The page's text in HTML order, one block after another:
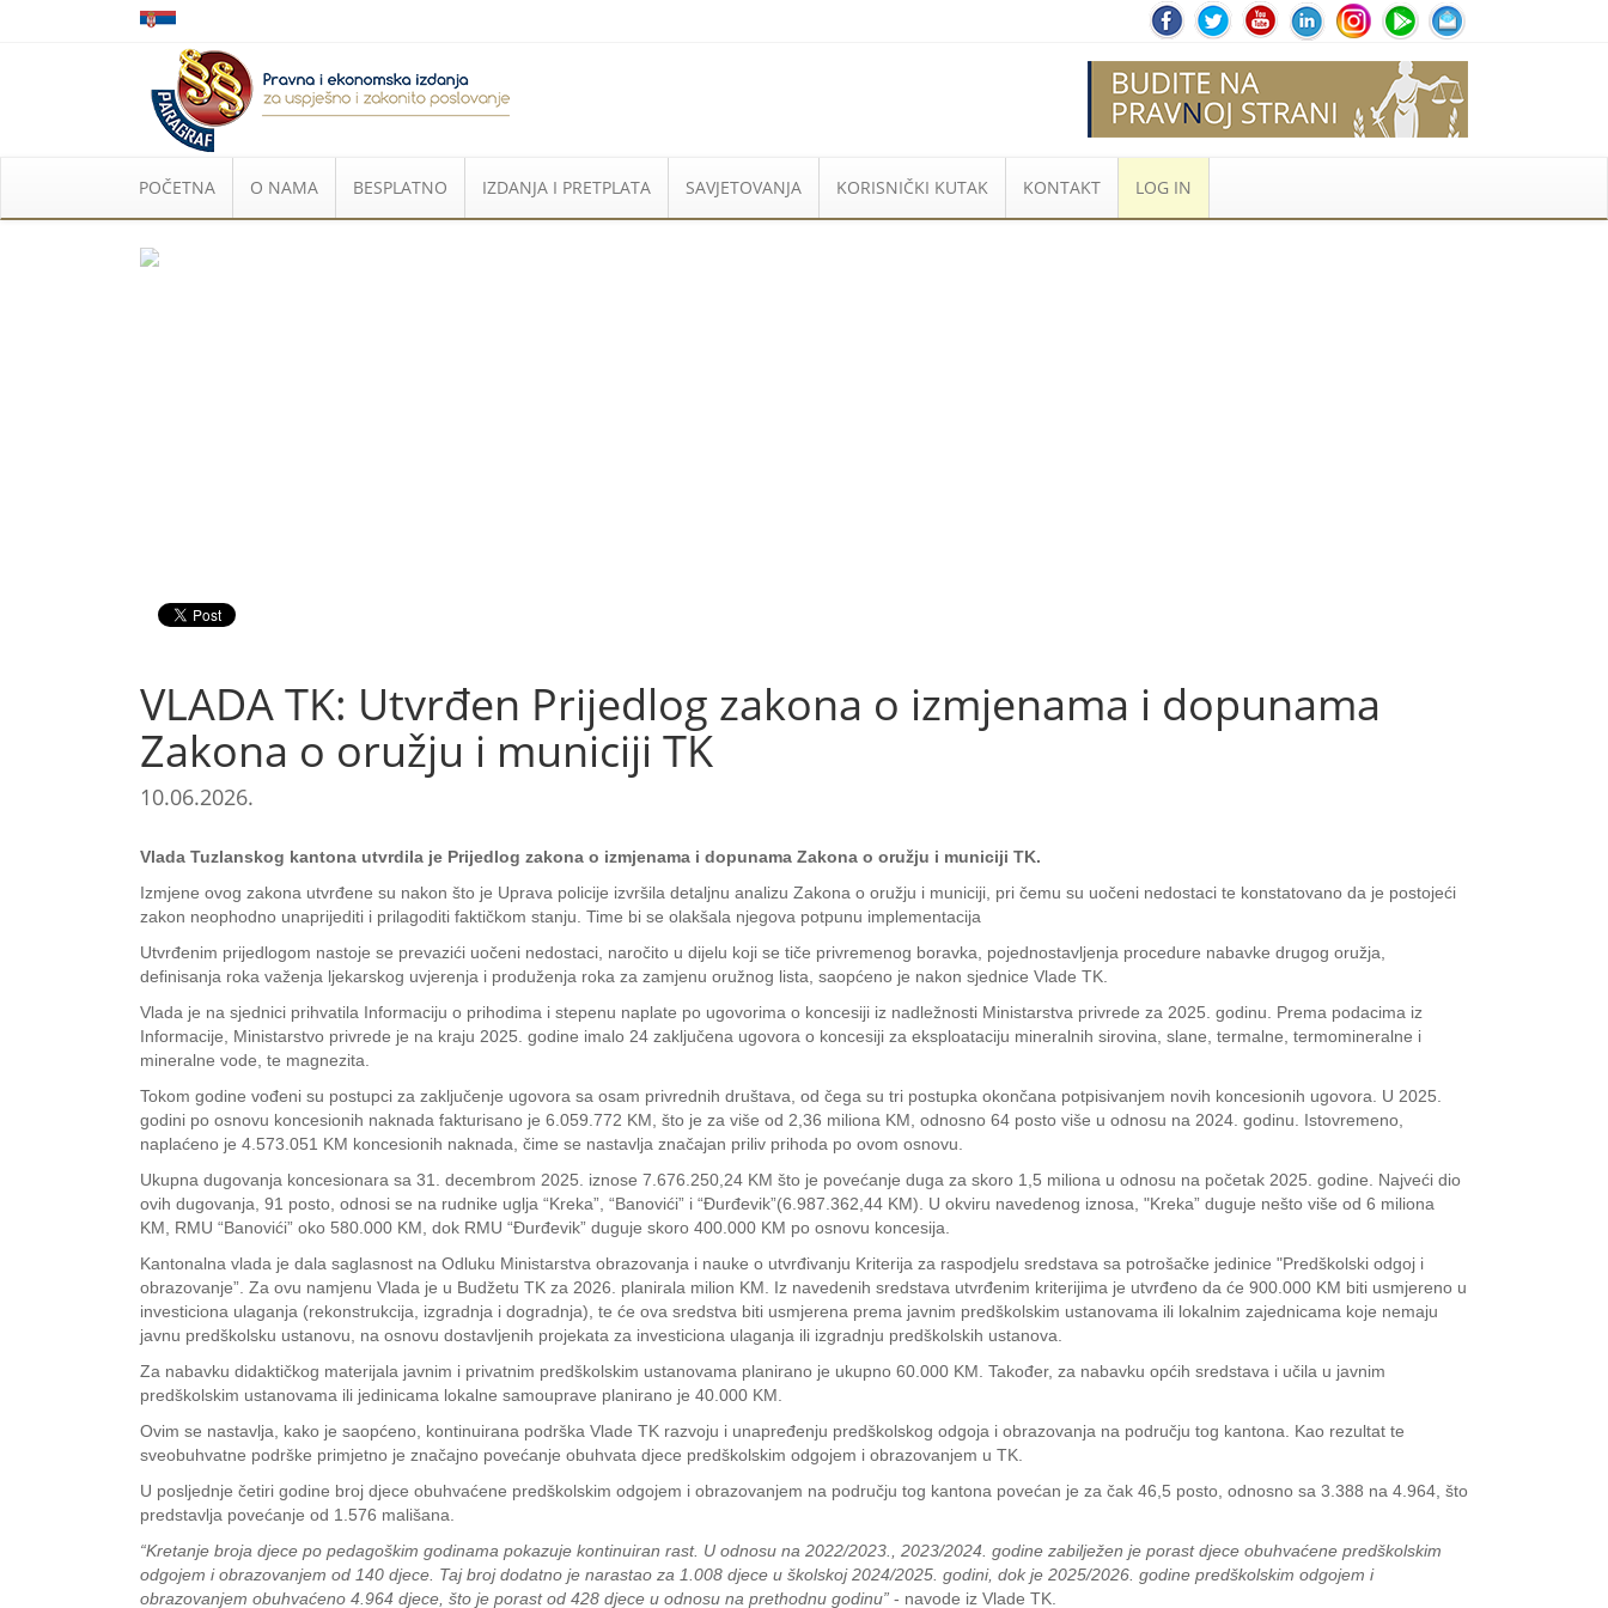
POČETNA O NAMA BESPLATNO IZDANJA I PRETPLATA SAVJETOVANJA KORISNIČKI KUTAK KONTAKT LOG IN
VLADA TK: Utvrđen Prijedlog zakona o izmjenama i dopunama
Zakona o oružju i municiji TK
10.06.2026.
Vlada Tuzlanskog kantona utvrdila je Prijedlog zakona o izmjenama i dopunama Zakona o oružju i municiji TK.
Izmjene ovog zakona utvrđene su nakon što je Uprava policije izvršila detaljnu analizu Zakona o oružju i municiji, pri čemu su uočeni nedostaci te konstatovano da je postojeći
zakon neophodno unaprijediti i prilagoditi faktičkom stanju. Time bi se olakšala njegova potpunu implementacija
Utvrđenim prijedlogom nastoje se prevazići uočeni nedostaci, naročito u dijelu koji se tiče privremenog boravka, pojednostavljenja procedure nabavke drugog oružja,
definisanja roka važenja ljekarskog uvjerenja i produženja roka za zamjenu oružnog lista, saopćeno je nakon sjednice Vlade TK.
Vlada je na sjednici prihvatila Informaciju o prihodima i stepenu naplate po ugovorima o koncesiji iz nadležnosti Ministarstva privrede za 2025. godinu. Prema podacima iz
Informacije, Ministarstvo privrede je na kraju 2025. godine imalo 24 zaključena ugovora o koncesiji za eksploataciju mineralnih sirovina, slane, termalne, termomineralne i
mineralne vode, te magnezita.
Tokom godine vođeni su postupci za zaključenje ugovora sa osam privrednih društava, od čega su tri postupka okončana potpisivanjem novih koncesionih ugovora. U 2025.
godini po osnovu koncesionih naknada fakturisano je 6.059.772 KM, što je za više od 2,36 miliona KM, odnosno 64 posto više u odnosu na 2024. godinu. Istovremeno,
naplaćeno je 4.573.051 KM koncesionih naknada, čime se nastavlja značajan priliv prihoda po ovom osnovu.
Ukupna dugovanja koncesionara sa 31. decembrom 2025. iznose 7.676.250,24 KM što je povećanje duga za skoro 1,5 miliona u odnosu na početak 2025. godine. Najveći dio
ovih dugovanja, 91 posto, odnosi se na rudnike uglja “Kreka”, “Banovići” i “Đurđevik”(6.987.362,44 KM). U okviru navedenog iznosa, "Kreka” duguje nešto više od 6 miliona
KM, RMU “Banovići” oko 580.000 KM, dok RMU “Đurđevik” duguje skoro 400.000 KM po osnovu koncesija.
Kantonalna vlada je dala saglasnost na Odluku Ministarstva obrazovanja i nauke o utvrđivanju Kriterija za raspodjelu sredstava sa potrošačke jedinice "Predškolski odgoj i
obrazovanje”. Za ovu namjenu Vlada je u Budžetu TK za 2026. planirala milion KM. Iz navedenih sredstava utvrđenim kriterijima je utvrđeno da će 900.000 KM biti usmjereno u
investiciona ulaganja (rekonstrukcija, izgradnja i dogradnja), te će ova sredstva biti usmjerena prema javnim predškolskim ustanovama ili lokalnim zajednicama koje nemaju
javnu predškolsku ustanovu, na osnovu dostavljenih projekata za investiciona ulaganja ili izgradnju predškolskih ustanova.
Za nabavku didaktičkog materijala javnim i privatnim predškolskim ustanovama planirano je ukupno 60.000 KM. Također, za nabavku općih sredstava i učila u javnim
predškolskim ustanovama ili jedinicama lokalne samouprave planirano je 40.000 KM.
Ovim se nastavlja, kako je saopćeno, kontinuirana podrška Vlade TK razvoju i unapređenju predškolskog odgoja i obrazovanja na području tog kantona. Kao rezultat te
sveobuhvatne podrške primjetno je značajno povećanje obuhvata djece predškolskim odgojem i obrazovanjem u TK.
U posljednje četiri godine broj djece obuhvaćene predškolskim odgojem i obrazovanjem na području tog kantona povećan je za čak 46,5 posto, odnosno sa 3.388 na 4.964, što
predstavlja povećanje od 1.576 mališana.
“Kretanje broja djece po pedagoškim godinama pokazuje kontinuiran rast. U odnosu na 2022/2023., 2023/2024. godine zabilježen je porast djece obuhvaćene predškolskim
odgojem i obrazovanjem od 140 djece. Taj broj dodatno je narastao za 1.008 djece u školskoj 2024/2025. godini, dok je 2025/2026. godine predškolskim odgojem i
obrazovanjem obuhvaćeno 4.964 djece, što je porast od 428 djece u odnosu na prethodnu godinu” - navode iz Vlade TK.